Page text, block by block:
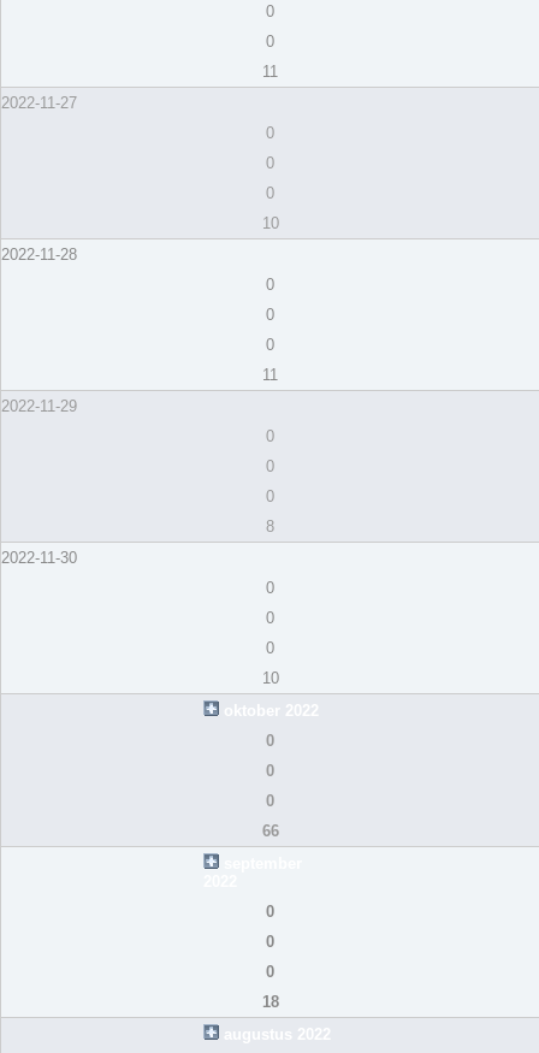
0
0
11
2022-11-27
0
0
0
10
2022-11-28
0
0
0
11
2022-11-29
0
0
0
8
2022-11-30
0
0
0
10
oktober 2022
0
0
0
66
0
0
0
18
augustus 2022